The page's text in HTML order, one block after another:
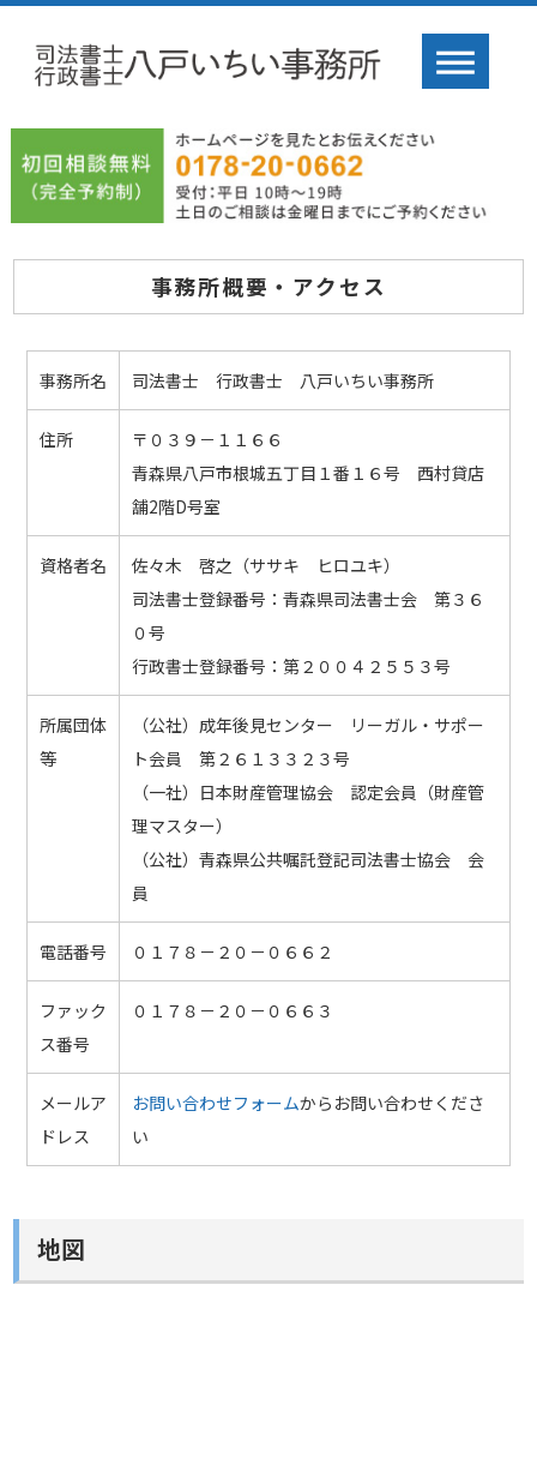
事務所概要・アクセス
事務所名 司法書士 行政書士 八戸いちい事務所
住所
〒０３９－１１６６
青森県八戸市根城五丁目１番１６号 西村貸店
舗2階D号室
資格者名
佐々木 啓之（ササキ ヒロユキ）
司法書士登録番号：青森県司法書士会 第３６
０号
行政書士登録番号：第２００４２５５３号
所属団体
等
（公社）成年後見センター リーガル・サポー
ト会員 第２６１３３２３号
（一社）日本財産管理協会 認定会員（財産管
理マスター）
（公社）青森県公共嘱託登記司法書士協会 会
員
電話番号 ０１７８－２０－０６６２
ファック
ス番号
０１７８－２０－０６６３
メールア
ドレス
お問い合わせフォームからお問い合わせくださ
い
地図